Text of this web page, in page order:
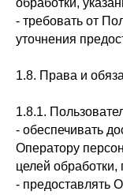
обработки,
- требовать от
уточнения
1.8. Права и
1.8.1.
- обеспечивать
Оператору
целей
- предоставлять